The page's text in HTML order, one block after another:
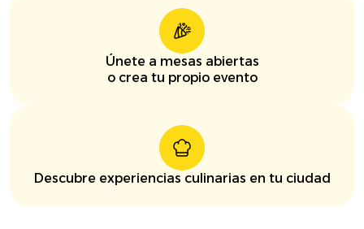
Únete a mesas abiertas
o crea tu propio evento
Descubre experiencias culinarias en tu ciudad